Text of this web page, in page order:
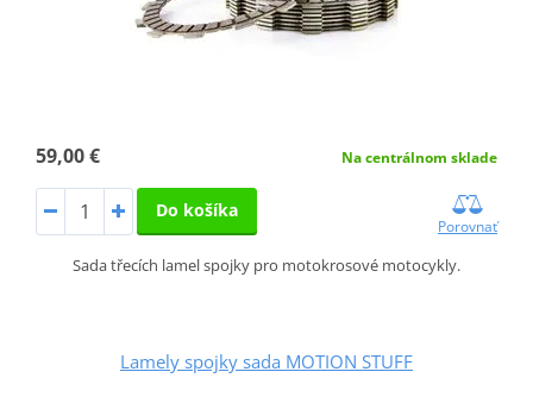
59,00 € Na centrálnom sklade
Do košíka
Porovnať
Sada třecích lamel spojky pro motokrosové motocykly.
Lamely spojky sada MOTION STUFF